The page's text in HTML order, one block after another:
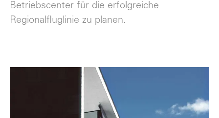
Betriebscenter für die erfolgreiche
Regionalfluglinie zu planen.